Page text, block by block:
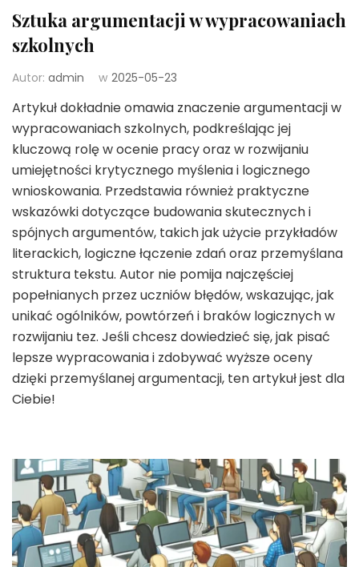
Sztuka argumentacji w wypracowaniach
szkolnych
Autor: admin w 2025-05-23
Artykuł dokładnie omawia znaczenie argumentacji w
wypracowaniach szkolnych, podkreślając jej
kluczową rolę w ocenie pracy oraz w rozwijaniu
umiejętności krytycznego myślenia i logicznego
wnioskowania. Przedstawia również praktyczne
wskazówki dotyczące budowania skutecznych i
spójnych argumentów, takich jak użycie przykładów
literackich, logiczne łączenie zdań oraz przemyślana
struktura tekstu. Autor nie pomija najczęściej
popełnianych przez uczniów błędów, wskazując, jak
unikać ogólników, powtórzeń i braków logicznych w
rozwijaniu tez. Jeśli chcesz dowiedzieć się, jak pisać
lepsze wypracowania i zdobywać wyższe oceny
dzięki przemyślanej argumentacji, ten artykuł jest dla
Ciebie!